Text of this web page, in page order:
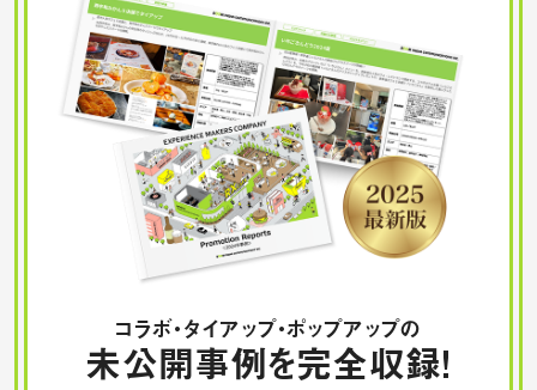
コラボ・タイアップ・ポップアップの
未公開事例を完全収録！